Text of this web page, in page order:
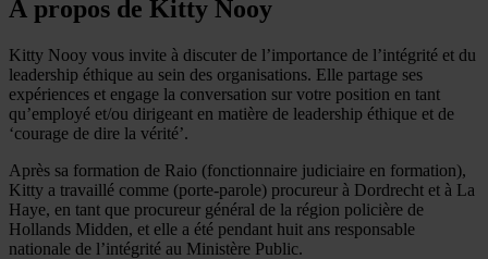
À propos de Kitty Nooy
Kitty Nooy vous invite à discuter de l’importance de l’intégrité et du
leadership éthique au sein des organisations. Elle partage ses
expériences et engage la conversation sur votre position en tant
qu’employé et/ou dirigeant en matière de leadership éthique et de
‘courage de dire la vérité’.
Après sa formation de Raio (fonctionnaire judiciaire en formation),
Kitty a travaillé comme (porte-parole) procureur à Dordrecht et à La
Haye, en tant que procureur général de la région policière de
Hollands Midden, et elle a été pendant huit ans responsable
nationale de l’intégrité au Ministère Public.